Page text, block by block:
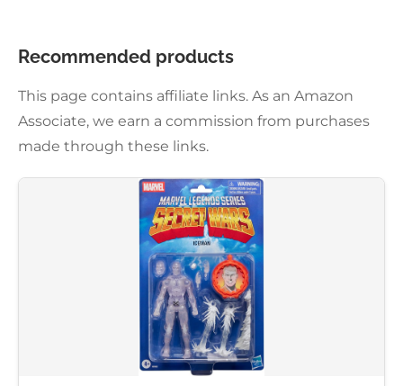
Recommended products
This page contains affiliate links. As an Amazon
Associate, we earn a commission from purchases
made through these links.